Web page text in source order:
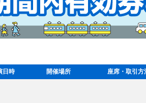
日時 開催場所 座席・取引方